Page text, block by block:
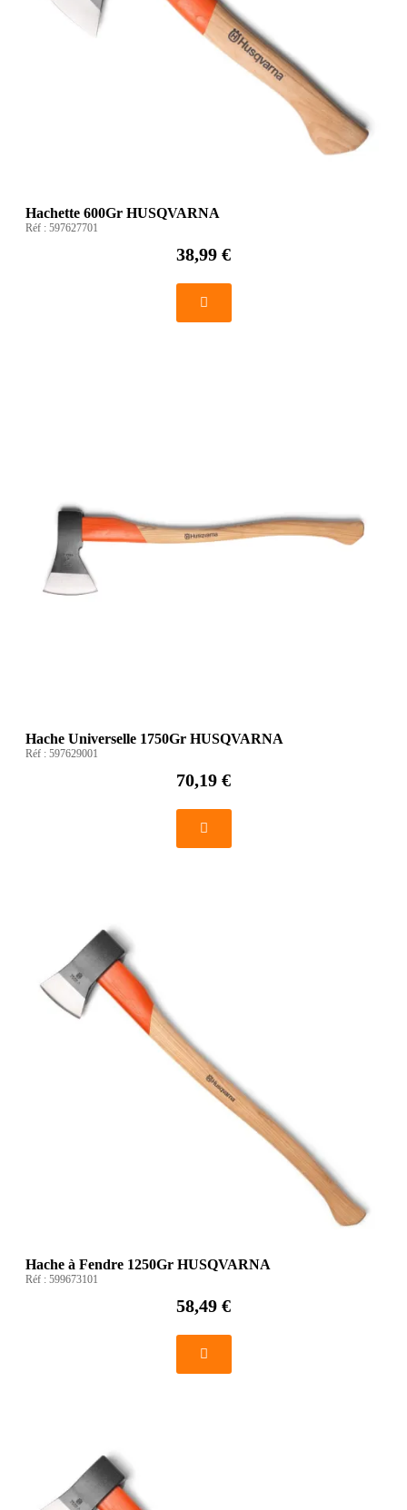
Hachette 600Gr HUSQVARNA
Réf : 597627701
38,99 €
Hache Universelle 1750Gr HUSQVARNA
Réf : 597629001
70,19 €
Hache à Fendre 1250Gr HUSQVARNA
Réf : 599673101
58,49 €